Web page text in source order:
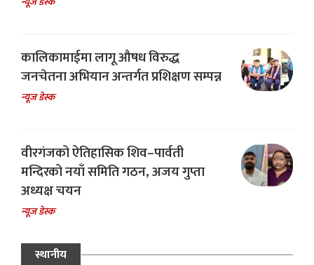
कालिकामाईमा लागू औषध विरुद्ध
जनचेतना अभियान अन्तर्गत प्रशिक्षण सम्पन्न
न्यूज डेस्क
वीरगंजको ऐतिहासिक शिव–पार्वती
मन्दिरको नयाँ समिति गठन, अजय गुप्ता
अध्यक्ष चयन
न्यूज डेस्क
स्थानीय